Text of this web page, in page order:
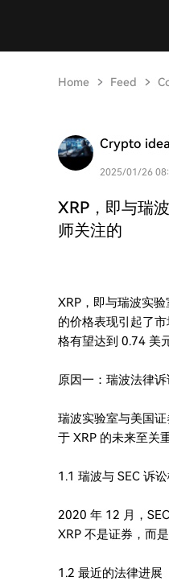
Home Feed
Crypto
2025/01/26
XRP，即与瑞
师关注的
XRP，即与瑞波实
的价格表现引起了
格有望达到 0.74 美
原因一：瑞波法律
瑞波实验室与美国
于 XRP 的未来至关
1.1 瑞波与 SEC 诉
2020 年 12 月，
XRP 不是证券，而
1.2 最近的法律进展